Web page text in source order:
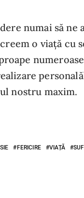
numai să ne
o viață cu
nostru maxim.
FERICIRE VIAȚĂ